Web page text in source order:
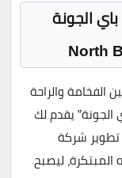
الجونة
North
الفخامة والراحة
يقدم لك
تطوير شركة
ليصبح